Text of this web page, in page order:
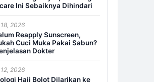
Ini Sebaiknya Dihindari
2026
Reapply Sunscreen,
Cuci Muka Pakai Sabun?
Dokter
2026
Haji Bolot Dilarikan ke